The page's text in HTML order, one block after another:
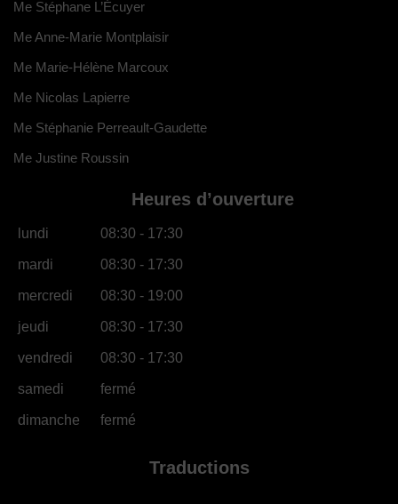
Me Stéphane L’Écuyer
Me Anne-Marie Montplaisir
Me Marie-Hélène Marcoux
Me Nicolas Lapierre
Me Stéphanie Perreault-Gaudette
Me Justine Roussin
Heures d’ouverture
lundi 08:30 - 17:30
mardi 08:30 - 17:30
mercredi 08:30 - 19:00
jeudi 08:30 - 17:30
vendredi 08:30 - 17:30
samedi fermé
dimanche fermé
Traductions